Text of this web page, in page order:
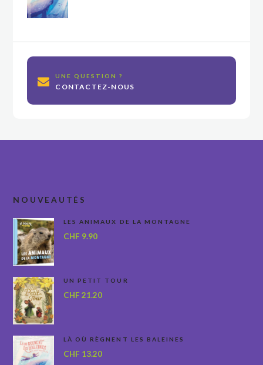
UNE QUESTION ?
CONTACTEZ-NOUS
NOUVEAUTÉS
LES ANIMAUX DE LA MONTAGNE
CHF 9.90
UN PETIT TOUR
CHF 21.20
LÀ OÙ RÈGNENT LES BALEINES
CHF 13.20